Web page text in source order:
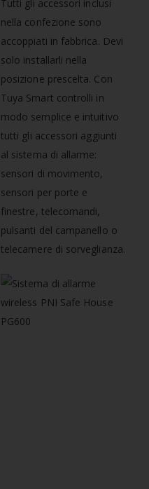
Tutti gli accessori inclusi
nella confezione sono
accoppiati in fabbrica. Devi
solo installarli nella
posizione prescelta. Con
Tuya Smart controlli in
modo semplice e intuitivo
tutti gli accessori aggiunti
al sistema di allarme:
sensori di movimento,
sensori per porte e
finestre, telecomandi,
pulsanti del campanello o
telecamere di sorveglianza.